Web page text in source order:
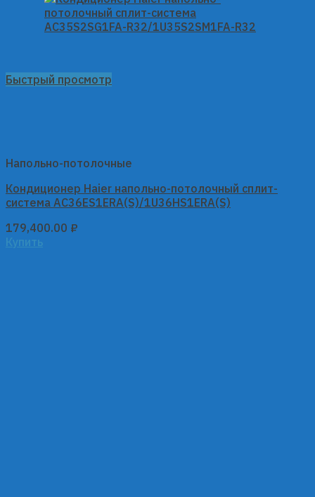
Быстрый просмотр
Напольно-потолочные
Кондиционер Haier напольно-потолочный сплит-
система AC36ES1ERA(S)/1U36HS1ERA(S)
179,400.00 ₽
Купить